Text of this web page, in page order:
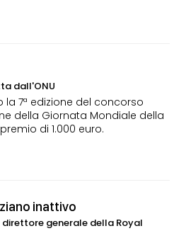
dall'ONU
la 7ª edizione del concorso
della Giornata Mondiale della
di 1.000 euro.
inattivo
generale della Royal